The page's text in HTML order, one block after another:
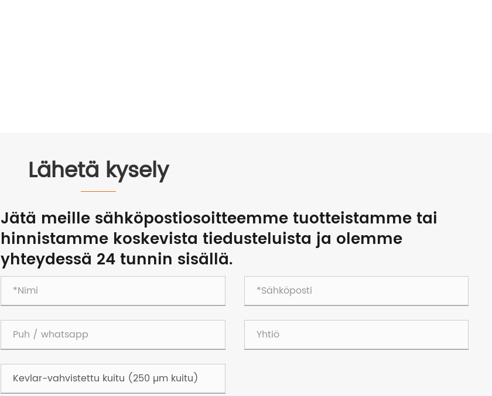
Lähetä kysely
Jätä meille sähköpostiosoitteemme tuotteistamme tai
hinnistamme koskevista tiedusteluista ja olemme
yhteydessä 24 tunnin sisällä.